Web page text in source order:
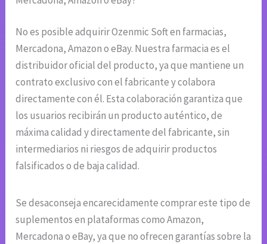
No es posible adquirir Ozenmic Soft en farmacias,
Mercadona, Amazon o eBay. Nuestra farmacia es el
distribuidor oficial del producto, ya que mantiene un
contrato exclusivo con el fabricante y colabora
directamente con él. Esta colaboración garantiza que
los usuarios recibirán un producto auténtico, de
máxima calidad y directamente del fabricante, sin
intermediarios ni riesgos de adquirir productos
falsificados o de baja calidad.
Se desaconseja encarecidamente comprar este tipo de
suplementos en plataformas como Amazon,
Mercadona o eBay, ya que no ofrecen garantías sobre la